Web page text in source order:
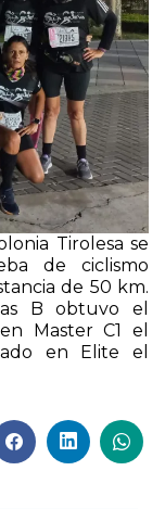
Tirolesa se
de ciclismo
de 50 km.
B obtuvo el
Master C1 el
en Elite el